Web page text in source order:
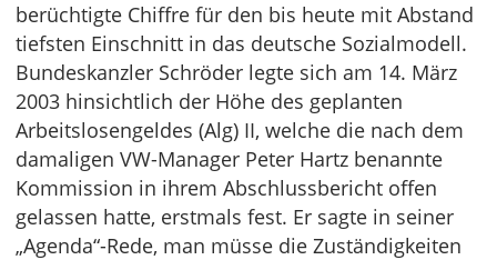
berüchtigte Chiffre für den bis heute mit Abstand
tiefsten Einschnitt in das deutsche Sozialmodell.
Bundeskanzler Schröder legte sich am 14. März
2003 hinsichtlich der Höhe des geplanten
Arbeitslosengeldes (Alg) II, welche die nach dem
damaligen VW-Manager Peter Hartz benannte
Kommission in ihrem Abschlussbericht offen
gelassen hatte, erstmals fest. Er sagte in seiner
„Agenda“-Rede, man müsse die Zuständigkeiten